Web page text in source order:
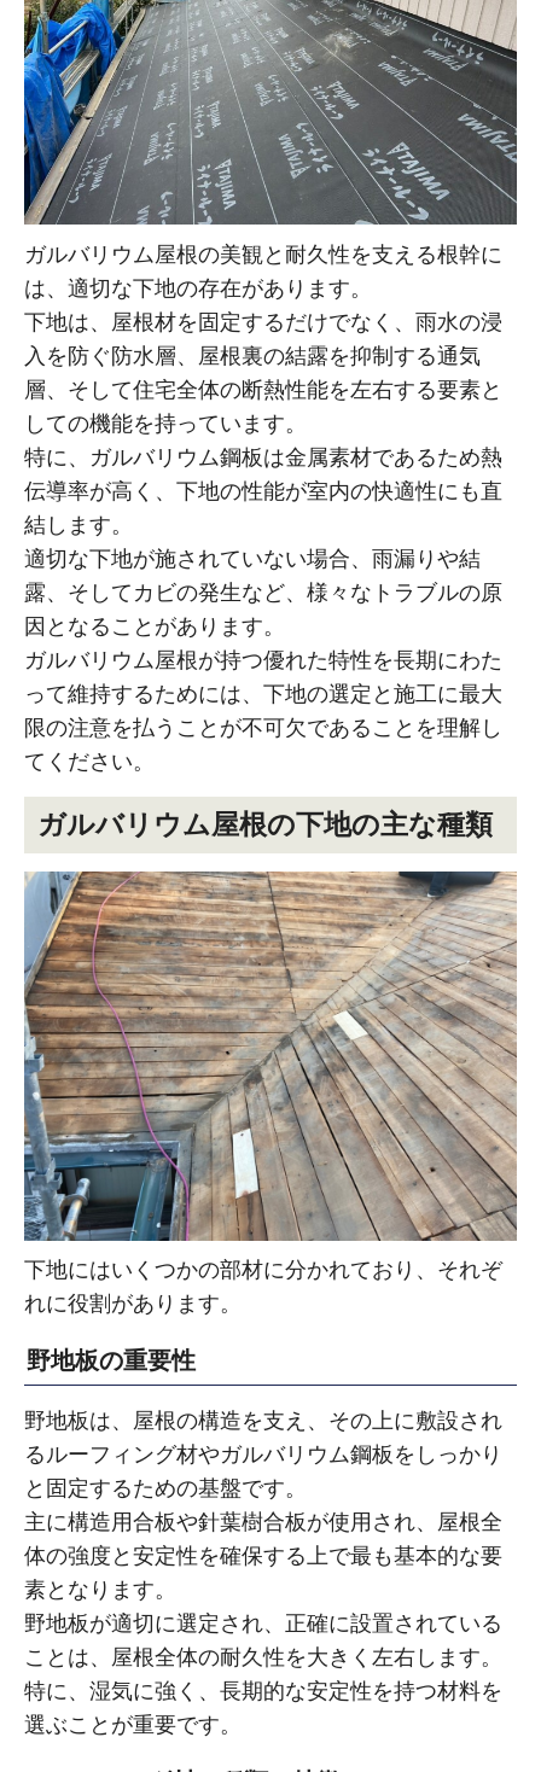
ガルバリウム屋根の美観と耐久性を支える根幹に
は、適切な下地の存在があります。
下地は、屋根材を固定するだけでなく、雨水の浸
入を防ぐ防水層、屋根裏の結露を抑制する通気
層、そして住宅全体の断熱性能を左右する要素と
しての機能を持っています。
特に、ガルバリウム鋼板は金属素材であるため熱
伝導率が高く、下地の性能が室内の快適性にも直
結します。
適切な下地が施されていない場合、雨漏りや結
露、そしてカビの発生など、様々なトラブルの原
因となることがあります。
ガルバリウム屋根が持つ優れた特性を長期にわた
って維持するためには、下地の選定と施工に最大
限の注意を払うことが不可欠であることを理解し
てください。
ガルバリウム屋根の下地の主な種類
下地にはいくつかの部材に分かれており、それぞ
れに役割があります。
野地板の重要性
野地板は、屋根の構造を支え、その上に敷設され
るルーフィング材やガルバリウム鋼板をしっかり
と固定するための基盤です。
主に構造用合板や針葉樹合板が使用され、屋根全
体の強度と安定性を確保する上で最も基本的な要
素となります。
野地板が適切に選定され、正確に設置されている
ことは、屋根全体の耐久性を大きく左右します。
特に、湿気に強く、長期的な安定性を持つ材料を
選ぶことが重要です。